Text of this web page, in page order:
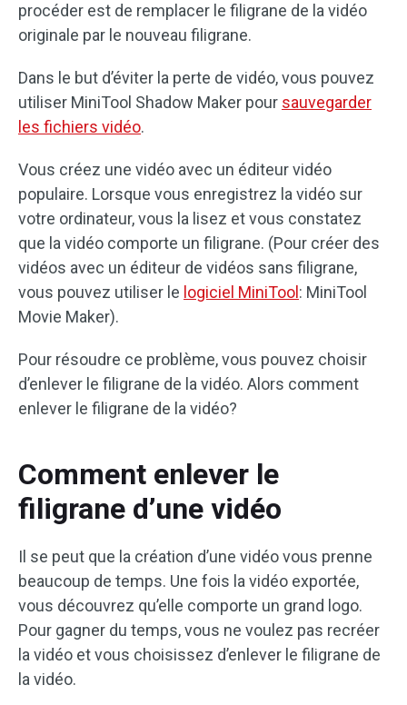
procéder est de remplacer le filigrane de la vidéo
originale par le nouveau filigrane.
Dans le but d’éviter la perte de vidéo, vous pouvez
utiliser MiniTool Shadow Maker pour sauvegarder
les fichiers vidéo.
Vous créez une vidéo avec un éditeur vidéo
populaire. Lorsque vous enregistrez la vidéo sur
votre ordinateur, vous la lisez et vous constatez
que la vidéo comporte un filigrane. (Pour créer des
vidéos avec un éditeur de vidéos sans filigrane,
vous pouvez utiliser le logiciel MiniTool : MiniTool
Movie Maker).
Pour résoudre ce problème, vous pouvez choisir
d’enlever le filigrane de la vidéo. Alors comment
enlever le filigrane de la vidéo?
Comment enlever le
filigrane d’une vidéo
Il se peut que la création d’une vidéo vous prenne
beaucoup de temps. Une fois la vidéo exportée,
vous découvrez qu’elle comporte un grand logo.
Pour gagner du temps, vous ne voulez pas recréer
la vidéo et vous choisissez d’enlever le filigrane de
la vidéo.